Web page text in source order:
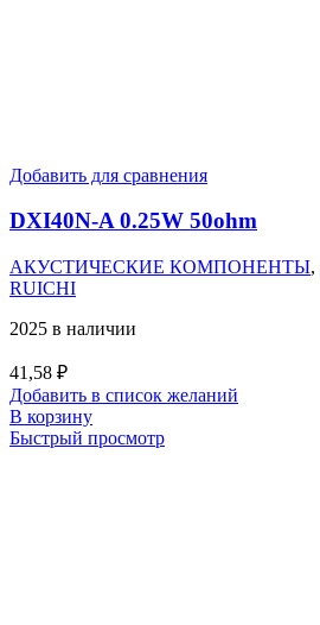
Добавить для сравнения
DXI40N-A 0.25W 50ohm
АКУСТИЧЕСКИЕ КОМПОНЕНТЫ,
RUICHI
2025 в наличии
41,58 ₽
Добавить в список желаний
В корзину
Быстрый просмотр